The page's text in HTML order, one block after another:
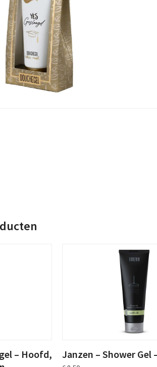
– Hoofd,
Janzen – Shower Gel